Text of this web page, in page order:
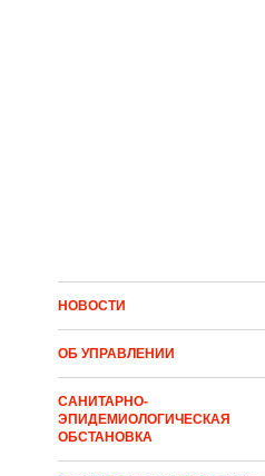
НОВОСТИ
ОБ УПРАВЛЕНИИ
САНИТАРНО-
ЭПИДЕМИОЛОГИЧЕСКАЯ
ОБСТАНОВКА